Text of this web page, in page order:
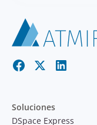
Soluciones
DSpace Express